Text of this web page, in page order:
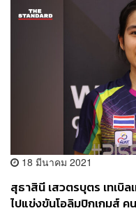
18 มีนาคม 2021
สุธาสินี เสวตรบุตร เทเบิ
ไปแข่งขันโอลิมปิกเกมส์ ค